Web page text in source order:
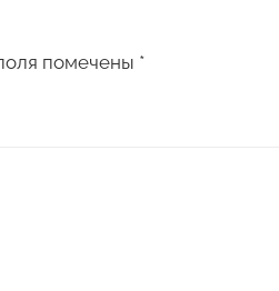
помечены *